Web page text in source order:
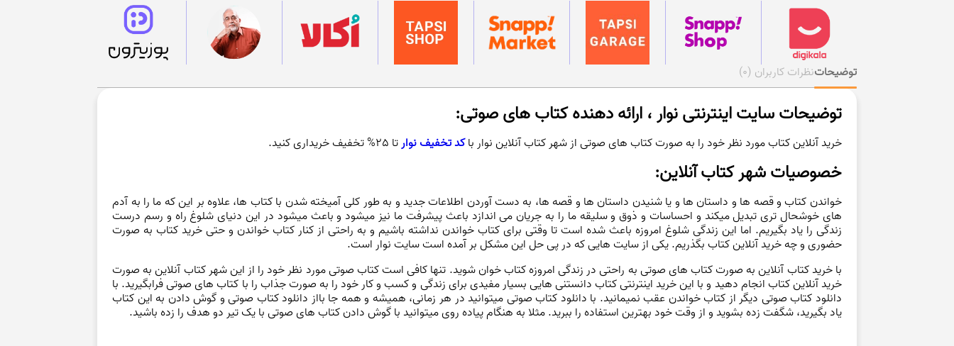
توضیحاتنظرات کاربران (0)
توضیحات سایت اینترنتی نوار ، ارائه دهنده کتاب های صوتی:
خرید آنلاین کتاب مورد نظر خود را به صورت کتاب های صوتی از شهر کتاب آنلاین نوار با کد تخفیف نوارتا 25% تخفیف خریداری کنید.
خصوصیات شهر کتاب آنلاین:
خواندن کتاب و قصه ها و داستان ها و یا شنیدن داستان ها و قصه ها، به دست آوردن اطلاعات جدید و به طور کلی آمیخته شدن با کتاب ها، علاوه بر این که ما را به آدم
های خوشحال تری تبدیل میکند و احساسات و ذوق و سلیقه ما را به جریان می اندازد باعث پیشرفت ما نیز میشود و باعث میشود در این دنیای شلوغ راه و رسم درست
زندگی را یاد بگیریم. اما این زندگی شلوغ امروزه باعث شده است تا وقتی برای کتاب خواندن نداشته باشیم و به راحتی از کنار کتاب خواندن و حتی خرید کتاب به صورت
حضوری و چه خرید آنلاین کتاب بگذریم. یکی از سایت هایی که در پی حل این مشکل بر آمده است سایت نوار است.
با خرید کتاب آنلاین به صورت کتاب های صوتی به راحتی در زندگی امروزه کتاب خوان شوید. تنها کافی است کتاب صوتی مورد نظر خود را از این شهر کتاب آنلاین به صورت
خرید آنلاین کتاب انجام دهید و با این خرید اینترنتی کتاب دانستنی هایی بسیار مفیدی برای زندگی و کسب و کار خود را به صورت جذاب را با کتاب های صوتی فرابگیرید. با
دانلود کتاب صوتی دیگر از کتاب خواندن عقب نمیمانید. با دانلود کتاب صوتی میتوانید در هر زمانی، همیشه و همه جا بااز دانلود کتاب صوتی و گوش دادن به این کتاب
یاد بگیرید، شگفت زده بشوید و از وقت خود بهترین استفاده را ببرید. مثلا به هنگام پیاده روی میتوانید با گوش دادن کتاب های صوتی با یک تیر دو هدف را زده باشید.